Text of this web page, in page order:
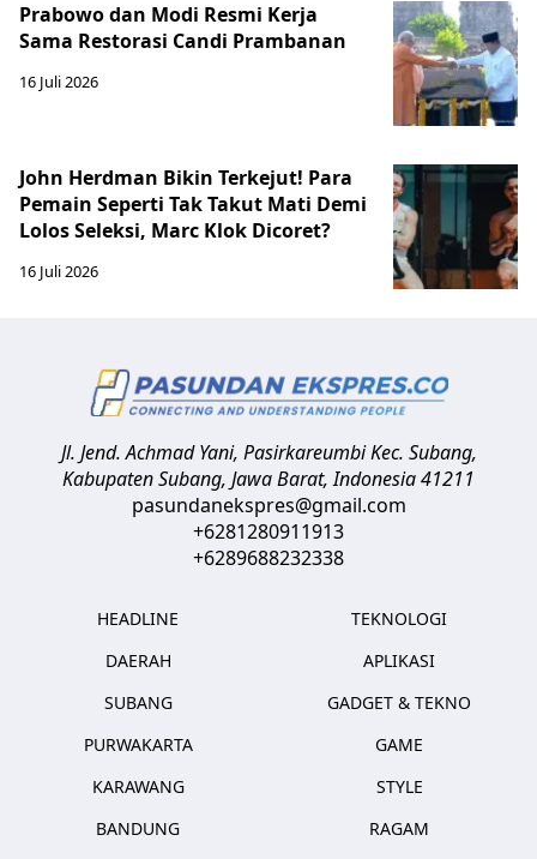
Prabowo dan Modi Resmi Kerja
Sama Restorasi Candi Prambanan
16 Juli 2026
John Herdman Bikin Terkejut! Para
Pemain Seperti Tak Takut Mati Demi
Lolos Seleksi, Marc Klok Dicoret?
16 Juli 2026
Jl. Jend. Achmad Yani, Pasirkareumbi Kec. Subang,
Kabupaten Subang, Jawa Barat,Indonesia41211
pasundanekspres@gmail.com
+6281280911913
+6289688232338
HEADLINE
DAERAH
SUBANG
PURWAKARTA
KARAWANG
BANDUNG
TEKNOLOGI
APLIKASI
GADGET & TEKNO
GAME
STYLE
RAGAM